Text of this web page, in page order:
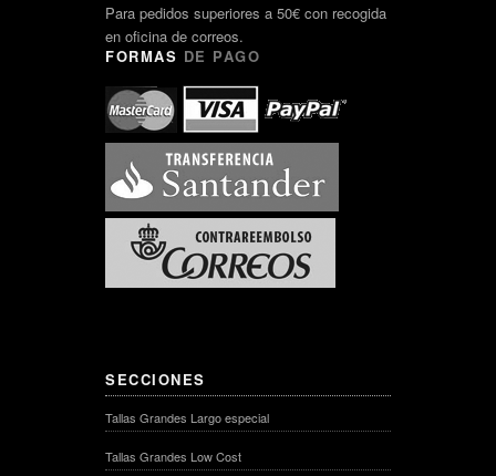
Para pedidos superiores a 50€ con recogida
en oficina de correos.
FORMAS DE PAGO
SECCIONES
Tallas Grandes Largo especial
Tallas Grandes Low Cost